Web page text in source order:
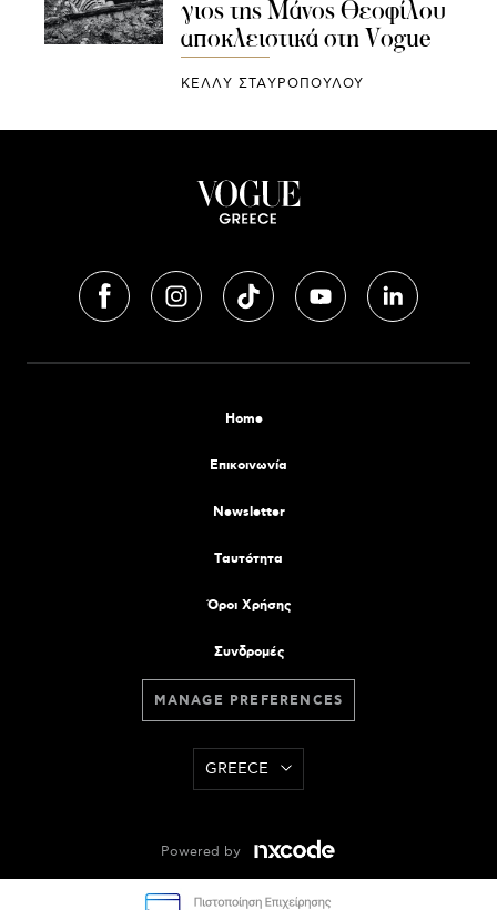
γιος της Μάνος Θεοφίλου
αποκλειστικά στη Vogue
ΚΕΛΛΥ ΣΤΑΥΡΟΠΟΥΛΟΥ
Home
Επικοινωνία
Newsletter
Tαυτότητα
Όροι Χρήσης
Συνδρομές
MANAGE PREFERENCES
GREECE
Powered by